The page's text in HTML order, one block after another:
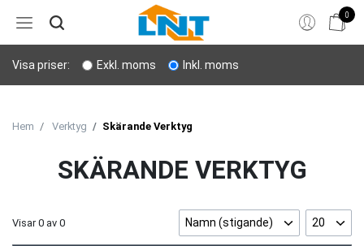
0
Hem
Bergborrning
Sprängning
Visa priser: Exkl. moms Inkl. moms
Hem Verktyg Skärande Verktyg
SKÄRANDE VERKTYG
Visar0 av 0 Namn (stigande) 20